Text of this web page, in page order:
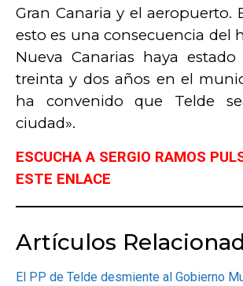
Gran Canaria y el aeropuerto.
esto es una consecuencia del
Nueva Canarias haya
treinta y dos años en el
ha convenido que Telde
ciudad».
ESCUCHA A SERGIO RAMOS
ESTE ENLACE
Artículos
El PP de Telde desmiente al Gobierno